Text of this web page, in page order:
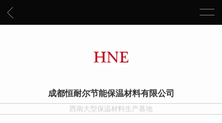
成都恒耐尔节能保温材料有限公司
西南大型保温材料生产基地